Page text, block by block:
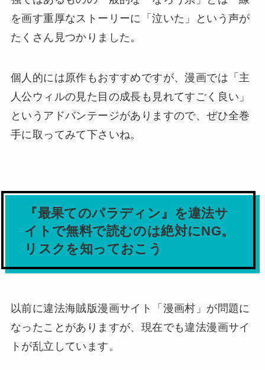
を画す重厚なストーリーに「泣いた」という声が
たくさん見つかりました。
個人的には原作もおすすめですが、漫画では「主
人公ウィルの見た目の成長も見れてすごく良い」
というアドバンテージがありますので、ぜひ全巻
手に取ってみて下さいね。
『最果てのパラディン』を違法サ
イトで無料で読むのは絶対にNG。
リスクを知っておこう
以前に違法海賊版漫画サイト「漫画村」が問題に
なったことがありますが、現在でも違法漫画サイ
トが乱立しています。